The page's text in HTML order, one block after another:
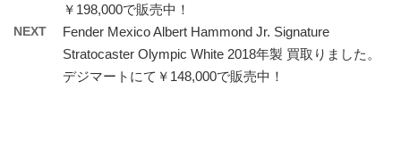
￥198,000で販売中！
NEXT
Fender Mexico Albert Hammond Jr. Signature
Stratocaster Olympic White 2018年製 買取りました。
デジマートにて￥148,000で販売中！